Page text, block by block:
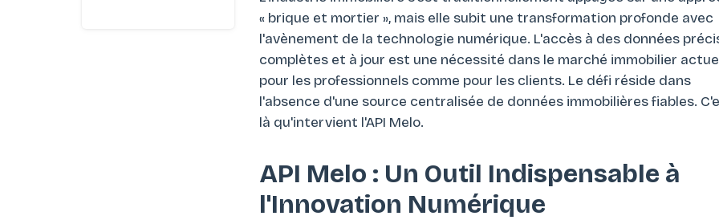
« brique et mortier », mais elle subit une transformation profonde avec
l'avènement de la technologie numérique. L'accès à des données
complètes et à jour est une nécessité dans le marché immobilier
pour les professionnels comme pour les clients. Le défi réside dans
l'absence d'une source centralisée de données immobilières fiables.
là qu'intervient l'API Melo.
API Melo : Un Outil Indispensable à
l'Innovation Numérique